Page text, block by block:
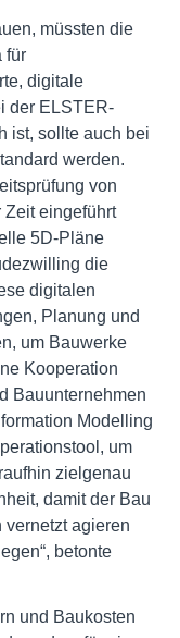
müssten die
für
digitale
der ELSTER-
ist, sollte auch bei
werden.
von
Zeit eingeführt
5D-Pläne
die
digitalen
Planung und
um Bauwerke
Kooperation
Bauunternehmen
Modelling
um
zielgenau
damit der Bau
vernetzt agieren
betonte
und Baukosten